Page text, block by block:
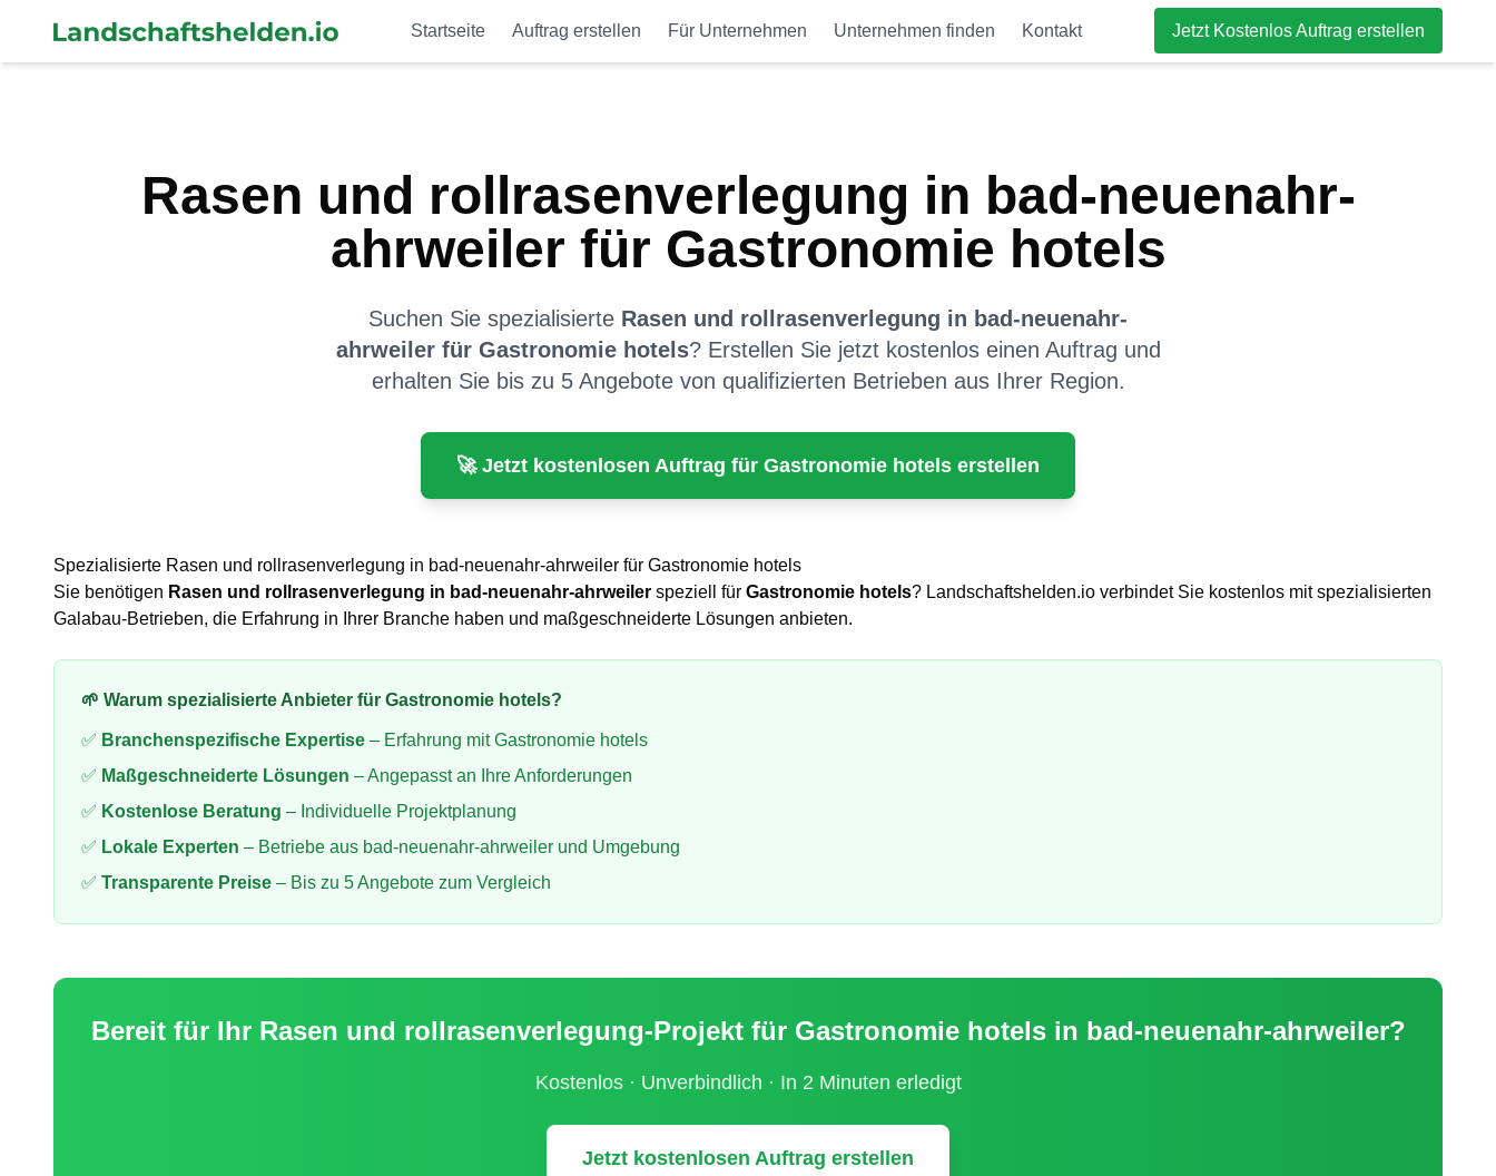
Startseite Auftrag erstellen Für Unternehmen Unternehmen finden Kontakt Jetzt Kostenlos Auftrag erstellen
Rasen und rollrasenverlegung in bad-neuenahr-
ahrweiler für Gastronomie hotels
Suchen Sie spezialisierte Rasen und rollrasenverlegung in bad-neuenahr-
ahrweilerfür Gastronomie hotels? Erstellen Sie jetzt kostenlos einen Auftrag und
erhalten Sie bis zu 5 Angebote von qualifizierten Betrieben aus Ihrer Region.
🚀 Jetzt kostenlosen Auftrag für Gastronomie hotels erstellen
Spezialisierte Rasen und rollrasenverlegung in bad-neuenahr-ahrweiler für Gastronomie hotels
Sie benötigen Rasen und rollrasenverlegung in bad-neuenahr-ahrweiler speziell für Gastronomie hotels? Landschaftshelden.io verbindet Sie kostenlos mit spezialisierten
Galabau-Betrieben, die Erfahrung in Ihrer Branche haben und maßgeschneiderte Lösungen anbieten.
🌱 Warum spezialisierte Anbieter für Gastronomie hotels?
✅ Branchenspezifische Expertise – Erfahrung mitGastronomie hotels
✅ Maßgeschneiderte Lösungen – Angepasst an Ihre Anforderungen
✅ Kostenlose Beratung – Individuelle Projektplanung
✅ Lokale Experten – Betriebe aus bad-neuenahr-ahrweiler und Umgebung
✅ Transparente Preise – Bis zu 5 Angebote zum Vergleich
Bereit für Ihr Rasen und rollrasenverlegung-Projekt für Gastronomie hotels in bad-neuenahr-ahrweiler?
Kostenlos · Unverbindlich · In 2 Minuten erledigt
Jetzt kostenlosen Auftrag erstellen